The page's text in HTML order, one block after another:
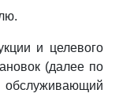
и целевого
(далее по